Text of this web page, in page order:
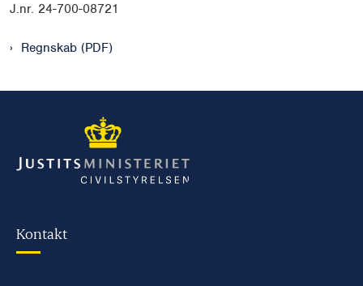
J.nr. 24-700-08721
Regnskab (PDF)
Kontakt